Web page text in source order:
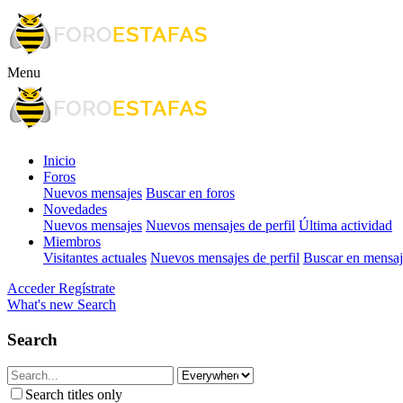
Menu
Inicio
Foros
Nuevos mensajes Buscar en foros
Novedades
Nuevos mensajes Nuevos mensajes de perfil Última actividad
Miembros
Visitantes actuales Nuevos mensajes de perfil Buscar en
Acceder Regístrate
What's new Search
Search
Search titles only